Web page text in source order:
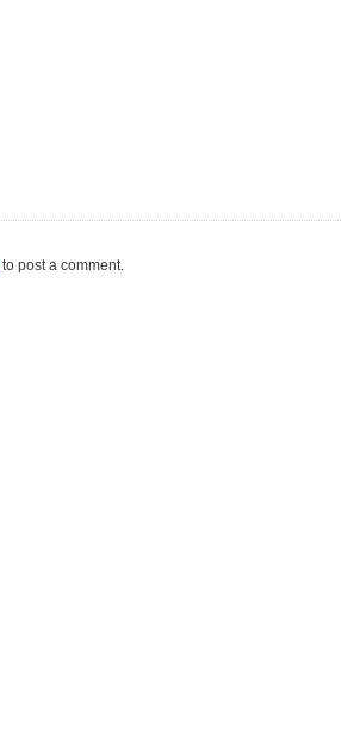
to post a comment.